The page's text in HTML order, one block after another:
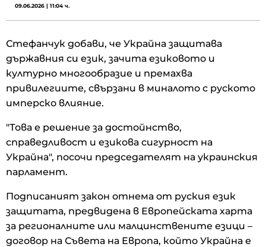
09.06.2026 | 11:04 ч.
Стефанчук добави, че Украйна защитава
държавния си език, зачита езиковото и
културно многообразие и премахва
привилегиите, свързани в миналото с руското
имперско влияние.
"Това е решение за достойнство,
справедливост и езикова сигурност на
Украйна", посочи председателят на украинския
парламент.
Подписаният закон отнема от руския език
защитата, предвидена в Европейската харта
за регионалните или малцинствените езици –
договор на Съвета на Европа, който Украйна е